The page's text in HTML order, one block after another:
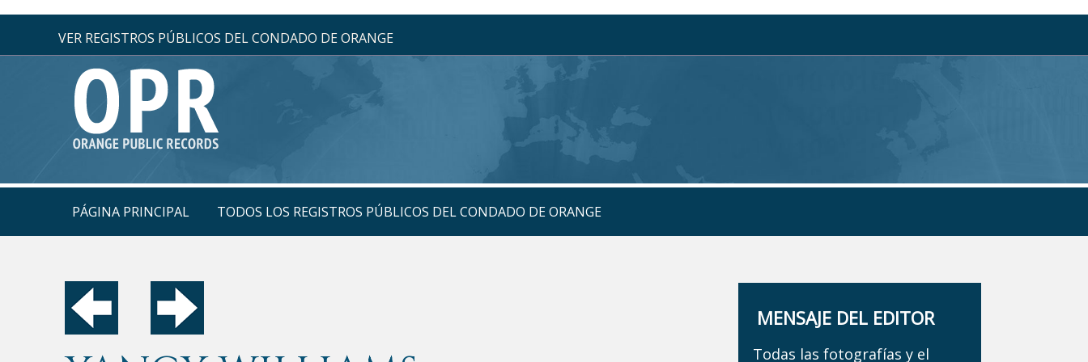
VER REGISTROS PÚBLICOS DEL CONDADO DE ORANGE
PÁGINA PRINCIPAL TODOS LOS REGISTROS PÚBLICOS DEL CONDADO DE ORANGE
MENSAJE DEL EDITOR
Todas las fotografías y el